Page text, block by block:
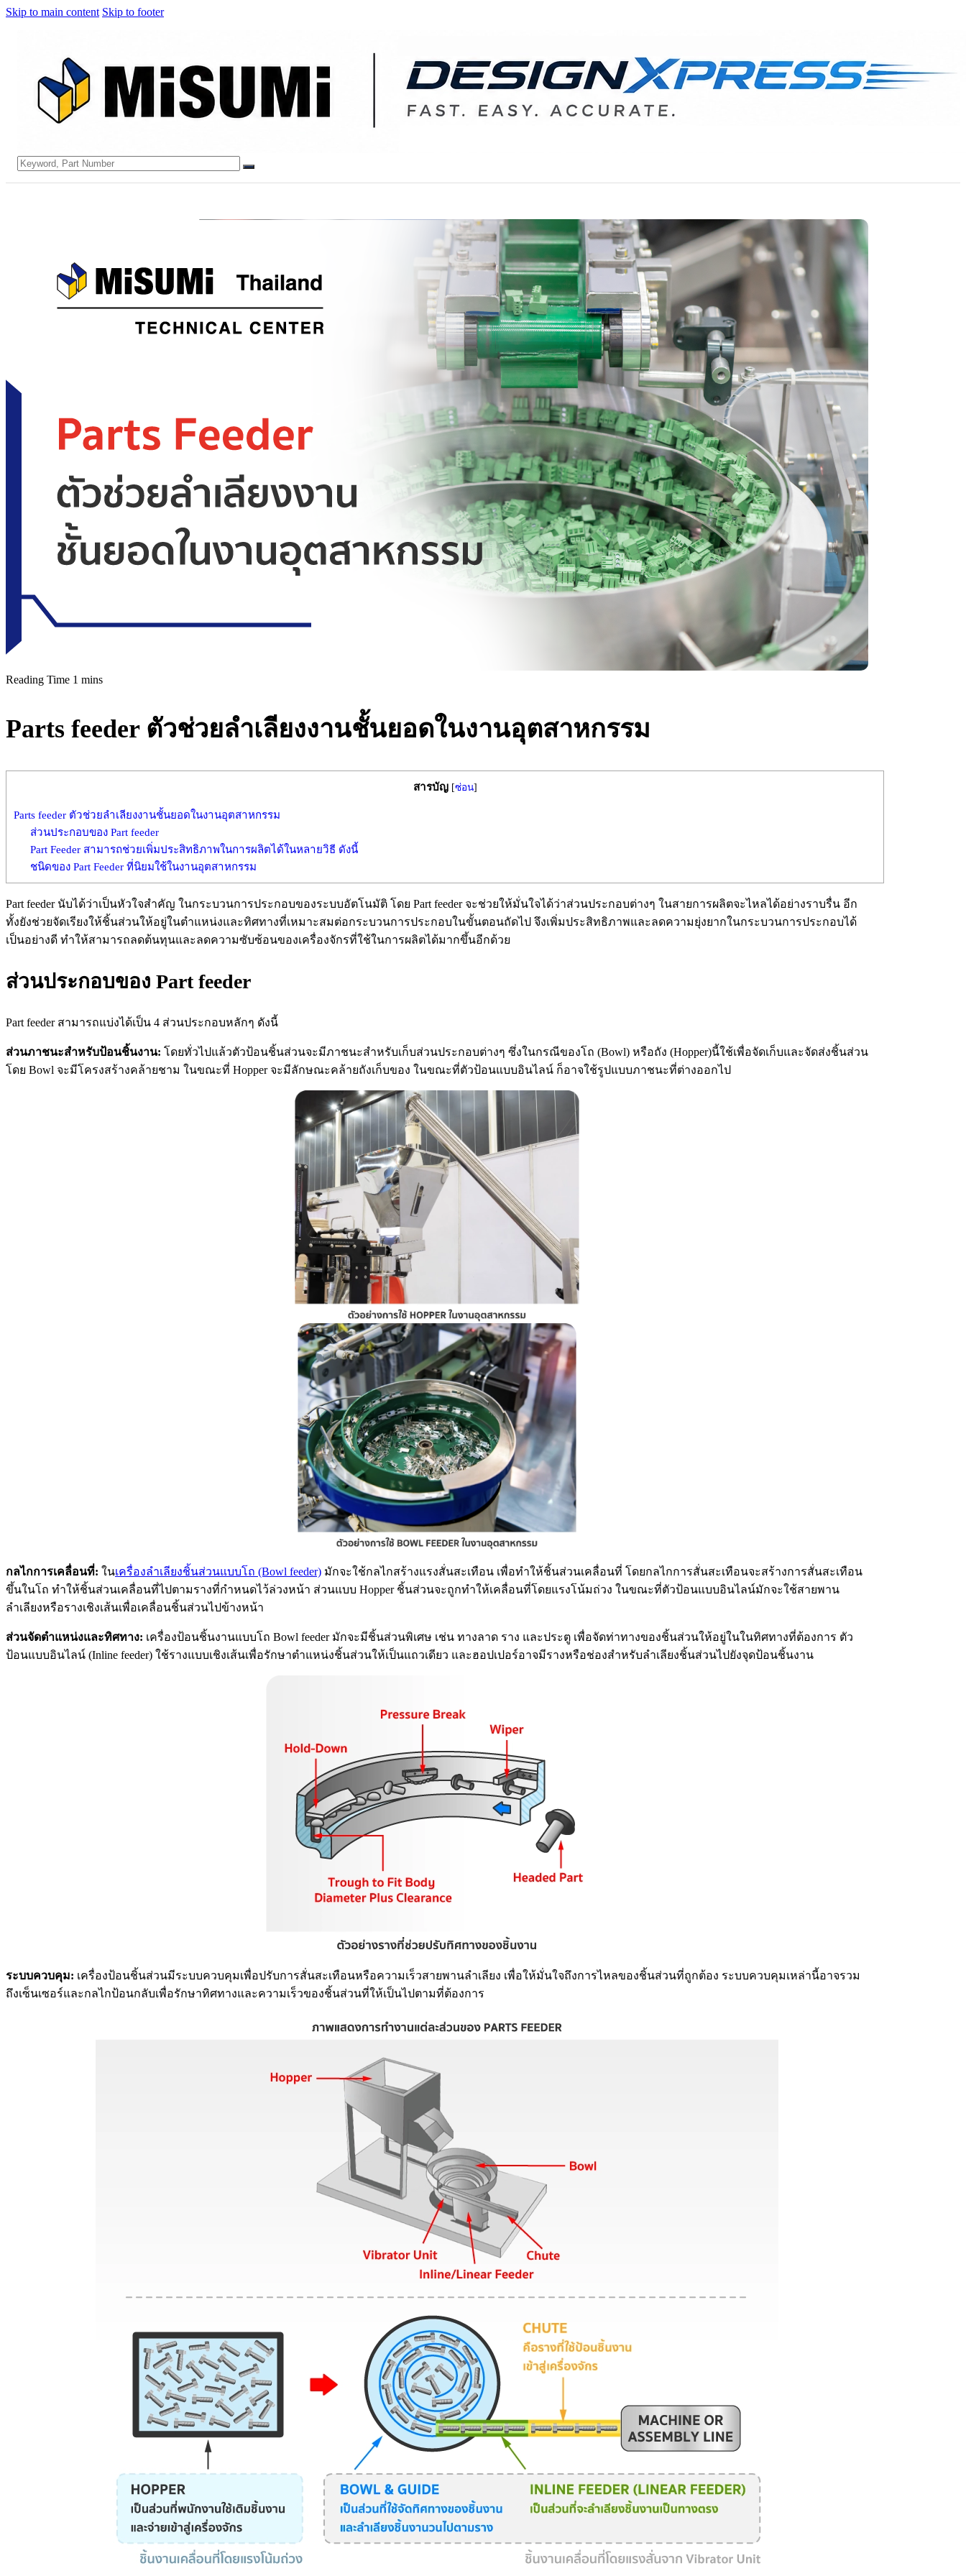
Skip to main content Skip to footer
Search
Parts feeder ตัวช่วยลำเลียงงานชั้นยอดในงานอุตสาหกรรม
สารบัญ [ซ่อน]
Parts feeder ตัวช่วยลำเลียงงานชั้นยอดในงานอุตสาหกรรม
ส่วนประกอบของ Part feeder
Part Feeder สามารถช่วยเพิ่มประสิทธิภาพในการผลิตได้ในหลายวิธี ดังนี้
ชนิดของ Part Feeder ที่นิยมใช้ในงานอุตสาหกรรม
Part feeder นับได้ว่าเป็นหัวใจสำคัญ ในกระบวนการประกอบของระบบอัตโนมัติ โดย Part feeder จะช่วยให้มั่นใจได้ว่าส่วนประกอบต่างๆ ในสายการผลิตจะไหลได้อย่างราบรื่น อีก
ทั้งยังช่วยจัดเรียงให้ชิ้นส่วนให้อยู่ในตำแหน่งและทิศทางที่เหมาะสมต่อกระบวนการประกอบในขั้นตอนถัดไป จึงเพิ่มประสิทธิภาพและลดความยุ่งยากในกระบวนการประกอบได้
เป็นอย่างดี ทำให้สามารถลดต้นทุนและลดความซับซ้อนของเครื่องจักรที่ใช้ในการผลิตได้มากขึ้นอีกด้วย
ส่วนประกอบของ Part feeder
Part feeder สามารถแบ่งได้เป็น 4 ส่วนประกอบหลักๆ ดังนี้
ส่วนภาชนะสำหรับป้อนชิ้นงาน: โดยทั่วไปแล้วตัวป้อนชิ้นส่วนจะมีภาชนะสำหรับเก็บส่วนประกอบต่างๆ ซึ่งในกรณีของโถ (Bowl) หรือถัง (Hopper)นี้ใช้เพื่อจัดเก็บและจัดส่งชิ้นส่วน
โดย Bowl จะมีโครงสร้างคล้ายชาม ในขณะที่ Hopper จะมีลักษณะคล้ายถังเก็บของ ในขณะที่ตัวป้อนแบบอินไลน์ ก็อาจใช้รูปแบบภาชนะที่ต่างออกไป
กลไกการเคลื่อนที่: ในเครื่องลำเลียงชิ้นส่วนแบบโถ (Bowl feeder) มักจะใช้กลไกสร้างแรงสั่นสะเทือน เพื่อทำให้ชิ้นส่วนเคลื่อนที่ โดยกลไกการสั่นสะเทือนจะสร้างการสั่นสะเทือน
ขึ้นในโถ ทำให้ชิ้นส่วนเคลื่อนที่ไปตามรางที่กำหนดไว้ล่วงหน้า ส่วนแบบ Hopper ชิ้นส่วนจะถูกทำให้เคลื่อนที่โดยแรงโน้มถ่วง ในขณะที่ตัวป้อนแบบอินไลน์มักจะใช้สายพาน
ลำเลียงหรือรางเชิงเส้นเพื่อเคลื่อนชิ้นส่วนไปข้างหน้า
ส่วนจัดตำแหน่งและทิศทาง: เครื่องป้อนชิ้นงานแบบโถ Bowl feeder มักจะมีชิ้นส่วนพิเศษ เช่น ทางลาด ราง และประตู เพื่อจัดท่าทางของชิ้นส่วนให้อยู่ในในทิศทางที่ต้องการ ตัว
ป้อนแบบอินไลน์ (Inline feeder) ใช้รางแบบเชิงเส้นเพื่อรักษาตำแหน่งชิ้นส่วนให้เป็นแถวเดียว และฮอปเปอร์อาจมีรางหรือช่องสำหรับลำเลียงชิ้นส่วนไปยังจุดป้อนชิ้นงาน
ระบบควบคุม: เครื่องป้อนชิ้นส่วนมีระบบควบคุมเพื่อปรับการสั่นสะเทือนหรือความเร็วสายพานลำเลียง เพื่อให้มั่นใจถึงการไหลของชิ้นส่วนที่ถูกต้อง ระบบควบคุมเหล่านี้อาจรวม
ถึงเซ็นเซอร์และกลไกป้อนกลับเพื่อรักษาทิศทางและความเร็วของชิ้นส่วนที่ให้เป็นไปตามที่ต้องการ